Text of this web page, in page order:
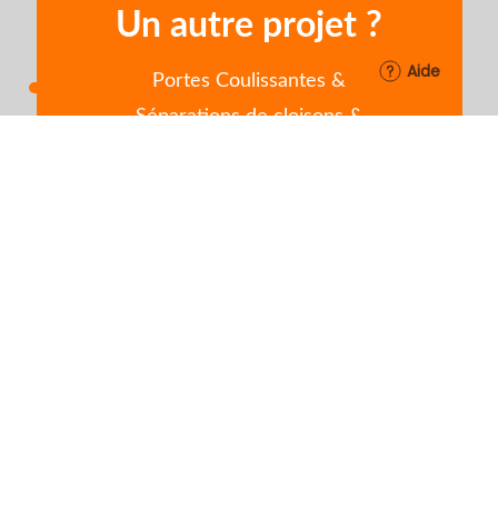
Aide
Un autre projet ?
Portes Coulissantes &
Séparations de cloisons &